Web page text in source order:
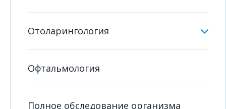
Отоларингология
Офтальмология
Полное обследование организма